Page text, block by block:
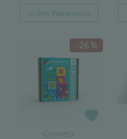
Preis
war:
Preis
ist:
In den Warenkorb
-26 %
Connetix